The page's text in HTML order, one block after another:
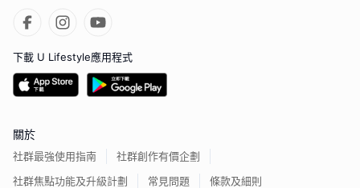
下載 U Lifestyle應用程式
關於
社群最強使用指南
社群創作有價企劃
社群焦點功能及升級計劃
常見問題 條款及細則